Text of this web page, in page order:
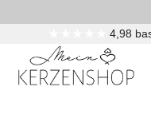
4,98